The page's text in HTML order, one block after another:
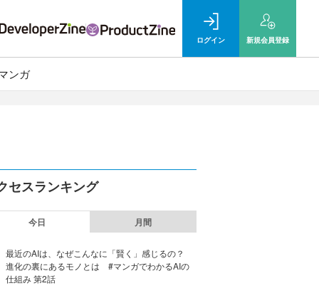
ログイン 新規会員登録
ンガ
セスランキング
今日 月間
最近のAIは、なぜこんなに「賢く」感じるの？
進化の裏にあるモノとは #マンガでわかるAIの
仕組み 第2話